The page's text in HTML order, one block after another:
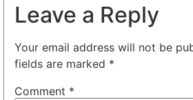
Leave a Reply
Your email address will not be
fields are marked *
Comment *